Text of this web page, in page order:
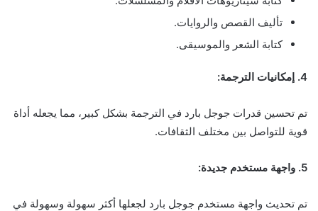
تأليف القصص والروايات.
كتابة الشعر والموسيقى.
4. إمكانيات الترجمة:
تم تحسين قدرات جوجل بارد في الترجمة بشكل كبير، مما يجعله أداة
قوية للتواصل بين مختلف الثقافات.
5. واجهة مستخدم جديدة:
تم تحديث واجهة مستخدم جوجل بارد لجعلها أكثر سهولة وسهولة في